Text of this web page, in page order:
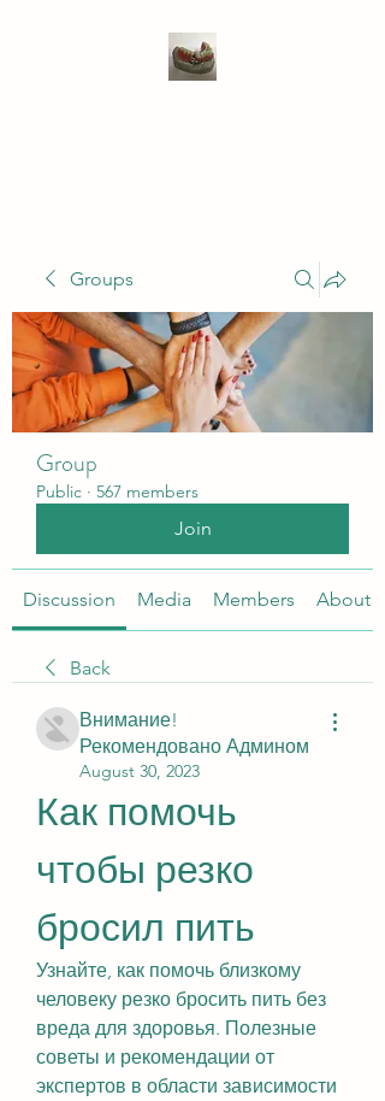
Groups
Group
Public · 567 members
Join
Discussion Media Members About
Back
Внимание!
Рекомендовано Админом
August 30, 2023
Как помочь
чтобы резко
бросил пить
Узнайте, как помочь близкому
человеку резко бросить пить без
вреда для здоровья. Полезные
советы и рекомендации от
экспертов в области зависимости